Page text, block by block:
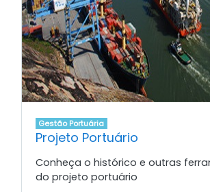
Gestão Portuária
Projeto Portuário
Conheça o histórico e outras
do projeto portuário